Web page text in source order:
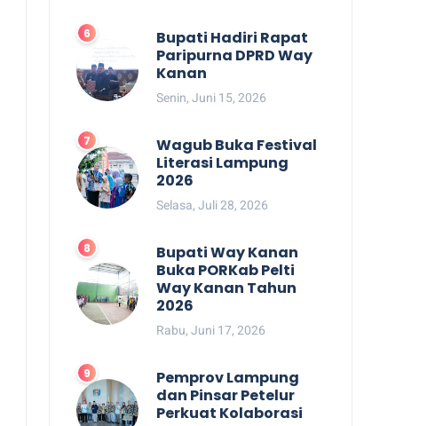
Bupati Hadiri Rapat
Paripurna DPRD Way
Kanan
Senin, Juni 15, 2026
Wagub Buka Festival
Literasi Lampung
2026
Selasa, Juli 28, 2026
Bupati Way Kanan
Buka PORKab Pelti
Way Kanan Tahun
2026
Rabu, Juni 17, 2026
Pemprov Lampung
dan Pinsar Petelur
Perkuat Kolaborasi